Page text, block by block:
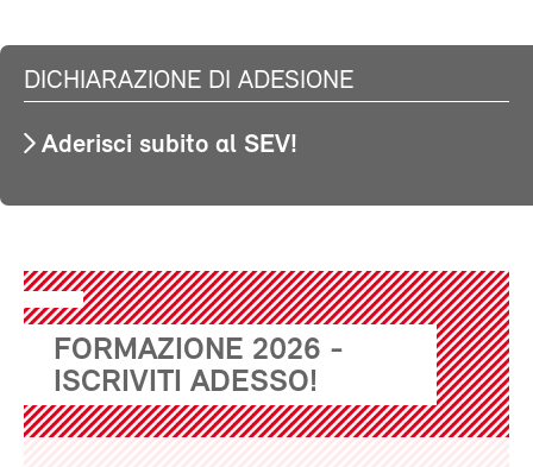
DICHIARAZIONE DI ADESIONE
Aderisci subito al SEV!
FORMAZIONE 2026 -
ISCRIVITI ADESSO!